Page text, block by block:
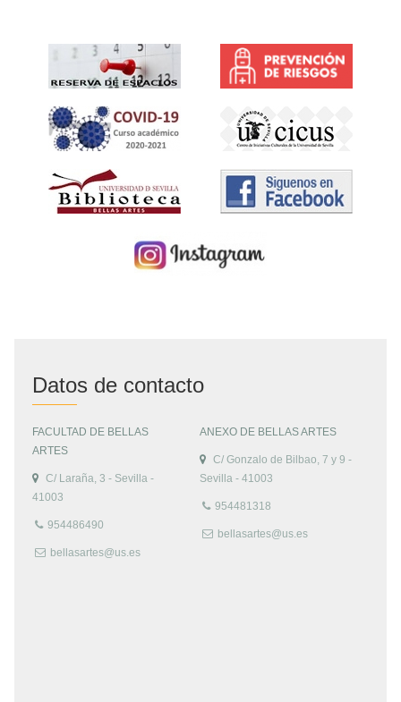
Datos de contacto
FACULTAD DE BELLAS
ARTES
C/ Laraña, 3 - Sevilla -
41003
954486490
bellasartes@us.es
ANEXO DE BELLAS ARTES
C/ Gonzalo de Bilbao, 7 y 9 -
Sevilla - 41003
954481318
bellasartes@us.es